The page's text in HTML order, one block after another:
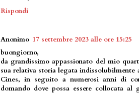
Rispondi
Anonimo 17 settembre 2023 alle ore 15:25
buongiorno,
da grandissimo appassionato del mio
sua relativa storia legata
Cines, in seguito a numerosi anni di
domando dove possa essere collocata